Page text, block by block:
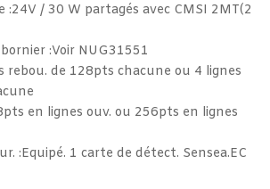
:24V / 30 W partagés avec CMSI 2MT(2
:Voir NUG31551
rebou. de 128pts chacune ou 4 lignes
en lignes ouv. ou 256pts en lignes
:Equipé. 1 carte de détect. Sensea.EC